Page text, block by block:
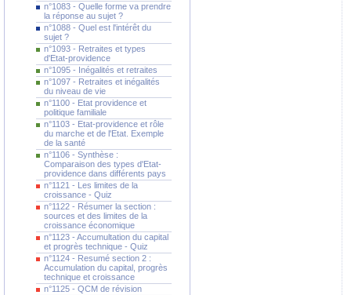
n°1083 - Quelle forme va prendre
la réponse au sujet ?
n°1088 - Quel est l'intérêt du
sujet ?
n°1093 - Retraites et types
d'Etat-providence
n°1095 - Inégalités et retraites
n°1097 - Retraites et inégalités
du niveau de vie
n°1100 - Etat providence et
politique familiale
n°1103 - Etat-providence et rôle
du marche et de l'Etat. Exemple
de la santé
n°1106 - Synthèse :
Comparaison des types d'Etat-
providence dans différents pays
n°1121 - Les limites de la
croissance - Quiz
n°1122 - Résumer la section :
sources et des limites de la
croissance économique
n°1123 - Accumultation du capital
et progrès technique - Quiz
n°1124 - Resumé section 2 :
Accumulation du capital, progrès
technique et croissance
n°1125 - QCM de révision